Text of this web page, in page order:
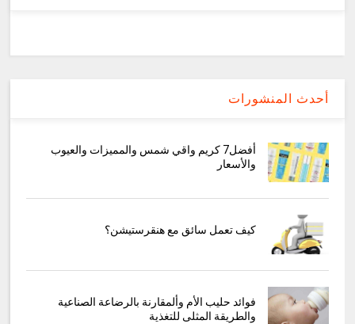
أحدث المنشورات
أفضل7 كريم واقي شمس والمميزات والعيوب
والأسعار
كيف تعمل سائق مع هنقرستيشن؟
فوائد حليب الأم وألمقارنة بالرضاعة الصناعية
والطريقة المثلى للتغذية